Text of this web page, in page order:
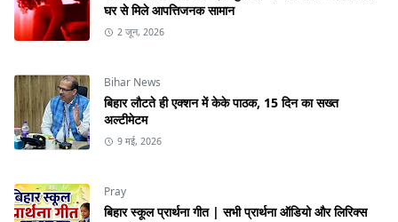
घर से मिले आपत्तिजनक सामान
2 जून, 2026
Bihar News
बिहार लौटते ही एक्शन में केके पाठक, 15 दिन का सख्त
अल्टीमेटम
9 मई, 2026
Pray
बिहार स्कूल प्रार्थना गीत | सभी प्रार्थना ऑडियो और लिरिक्स